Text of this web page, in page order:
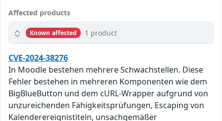
Affected products
Known affected 1 product
CVE-2024-38276
In Moodle bestehen mehrere Schwachstellen. Diese
Fehler bestehen in mehreren Komponenten wie dem
BigBlueButton und dem cURL-Wrapper aufgrund von
unzureichenden Fähigkeitsprüfungen, Escaping von
Kalenderereignistiteln, unsachgemäßer